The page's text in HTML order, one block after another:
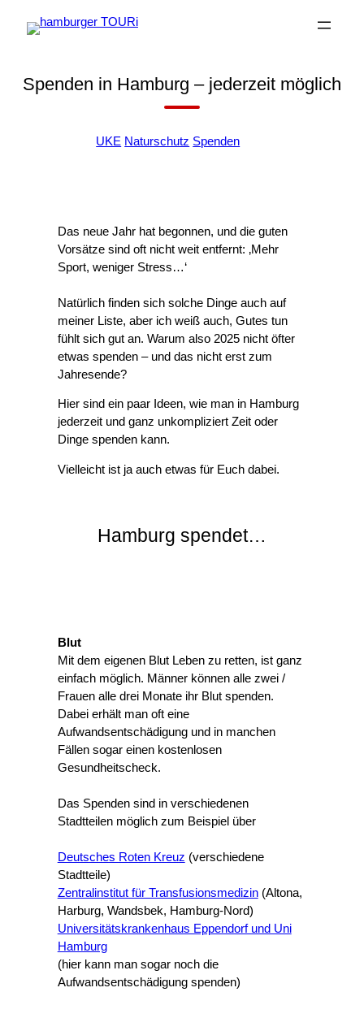
Inhalt
Spenden in Hamburg – jederzeit möglich
UKE Naturschutz Spenden
Das neue Jahr hat begonnen, und die guten
Vorsätze sind oft nicht weit entfernt: ‚Mehr
Sport, weniger Stress…‘
Natürlich finden sich solche Dinge auch auf
meiner Liste, aber ich weiß auch, Gutes tun
fühlt sich gut an. Warum also 2025 nicht öfter
etwas spenden – und das nicht erst zum
Jahresende?
Hier sind ein paar Ideen, wie man in Hamburg
jederzeit und ganz unkompliziert Zeit oder
Dinge spenden kann.
Vielleicht ist ja auch etwas für Euch dabei.
Hamburg spendet…
Blut
Mit dem eigenen Blut Leben zu retten, ist ganz
einfach möglich. Männer können alle zwei /
Frauen alle drei Monate ihr Blut spenden.
Dabei erhält man oft eine
Aufwandsentschädigung und in manchen
Fällen sogar einen kostenlosen
Gesundheitscheck.
Das Spenden sind in verschiedenen
Stadtteilen möglich zum Beispiel über
Deutsches Roten Kreuz (verschiedene
Stadtteile)
Zentralinstitut für Transfusionsmedizin(Altona,
Harburg, Wandsbek, Hamburg-Nord)
Universitätskrankenhaus Eppendorf und Uni
Hamburg
(hier kann man sogar noch die
Aufwandsentschädigung spenden)